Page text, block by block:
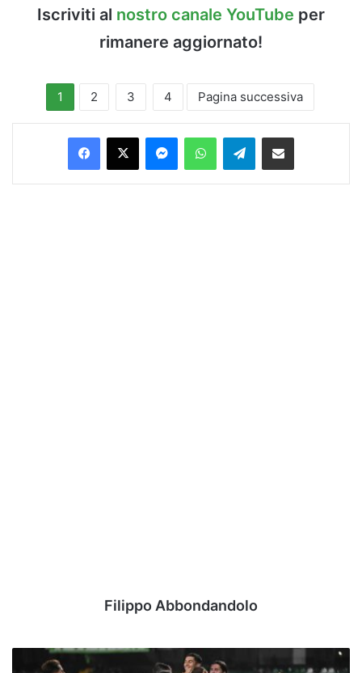
Iscriviti al nostro canale YouTube per
rimanere aggiornato!
1 2 3 4 Pagina successiva
Facebook
X MessengerWhatsAppTelegramCondividi via Email
Filippo Abbondandolo
Benevento-